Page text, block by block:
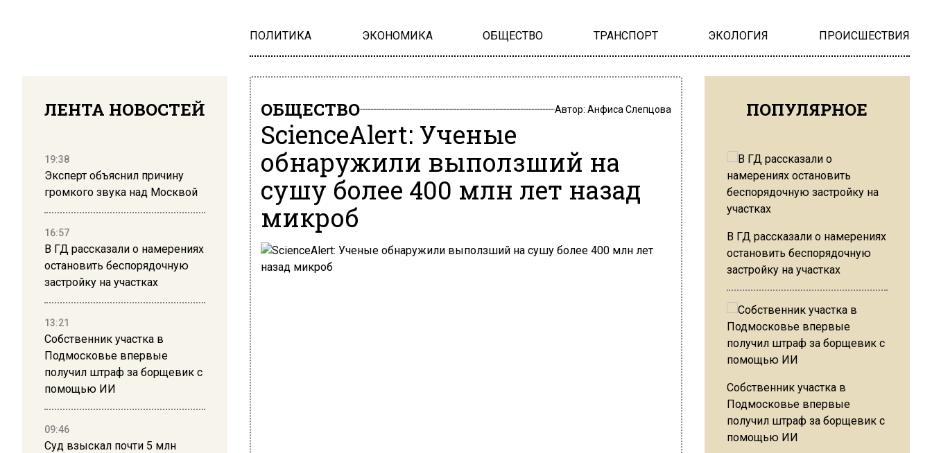
ПОЛИТИКА ЭКОНОМИКА ОБЩЕСТВО ТРАНСПОРТ ЭКОЛОГИЯ ПРОИСШЕСТВИЯ
ЛЕНТА НОВОСТЕЙ
19:38
Эксперт объяснил причину
громкого звука над Москвой
16:57
В ГД рассказали о намерениях
остановить беспорядочную
застройку на участках
13:21
Собственник участка в
Подмосковье впервые
получил штраф за борщевик с
помощью ИИ
09:46
Суд взыскал почти 5 млн
ОБЩЕСТВО Автор: Анфиса Слепцова
ScienceAlert: Ученые
обнаружили выползший на
сушу более 400 млн лет назад
микроб
ПОПУЛЯРНОЕ
В ГД рассказали о намерениях
остановить беспорядочную
застройку на участках
Собственник участка в
Подмосковье впервые
получил штраф за борщевик с
помощью ИИ